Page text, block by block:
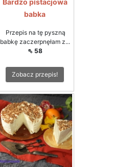
babka
Przepis na tę pyszną
babkę zaczerpnęłam z...
⇖ 58
Zobacz przepis!